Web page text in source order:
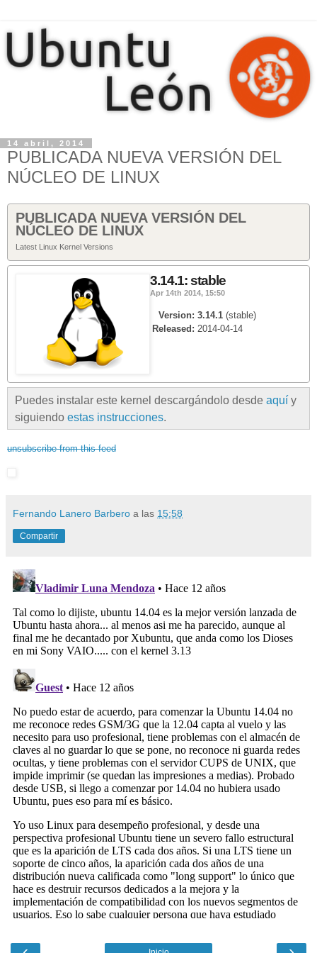
14 abril, 2014
PUBLICADA NUEVA VERSIÓN DEL
NÚCLEO DE LINUX
PUBLICADA NUEVA VERSIÓN DEL
NÚCLEO DE LINUX
Latest Linux Kernel Versions
3.14.1: stable
Apr 14th 2014, 15:50
Version: 3.14.1 (stable)
Released: 2014-04-14
Puedes instalar este kernel descargándolo desde aquí y
siguiendo estas instrucciones.
unsubscribe from this feed
Fernando Lanero Barbero a las 15:58
Compartir